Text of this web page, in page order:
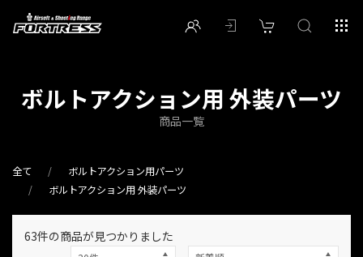
ボルトアクション用 外装パーツ
商品一覧
全て
ボルトアクション用パーツ
ボルトアクション用 外装パーツ
63件の商品が見つかりました